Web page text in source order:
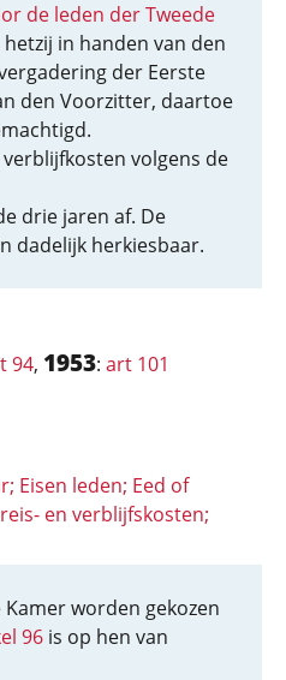
de leden der Tweede
hetzij in handen van den
der Eerste
den Voorzitter, daartoe
volgens de
drie jaren af. De
dadelijk herkiesbaar.
94, 1953: art 101
Eisen leden; Eed of
en verblijfskosten;
worden gekozen
96 is op hen van